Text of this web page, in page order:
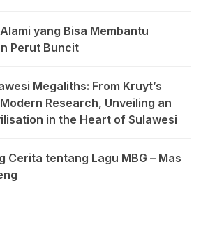
yang Bisa Membantu
Perut Buncit
Megaliths: From Kruyt’s
Research, Unveiling an
in the Heart of Sulawesi
Cerita tentang Lagu MBG – Mas